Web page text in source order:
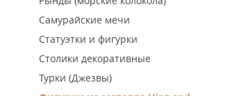
Самурайские мечи
Статуэтки и фигурки
Столики декоративные
Турки (Джезвы)